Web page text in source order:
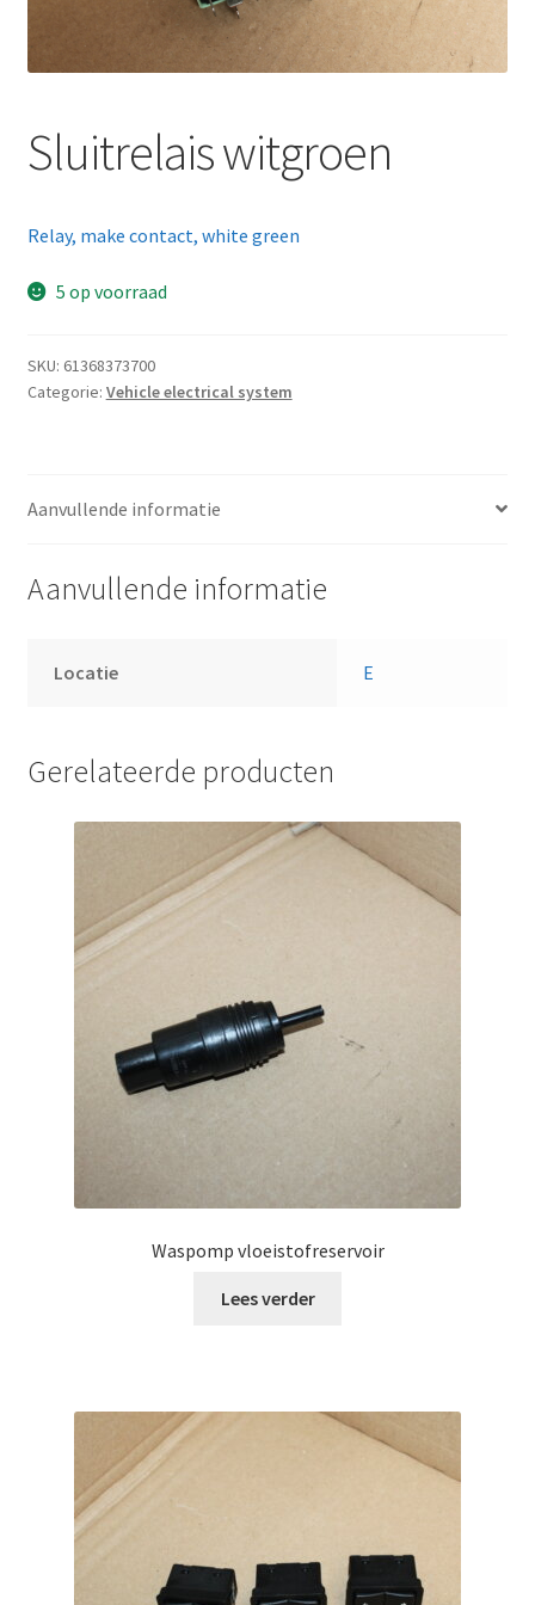
Sluitrelais witgroen
Relay, make contact, white green
5 op voorraad
SKU: 61368373700
Categorie: Vehicle electrical system
Aanvullende informatie
Aanvullende informatie
Locatie E
Gerelateerde producten
Waspomp vloeistofreservoir
Lees verder